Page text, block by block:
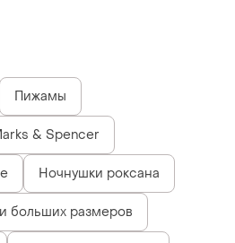
Пижамы
& Spencer
Ночнушки роксана
больших размеров